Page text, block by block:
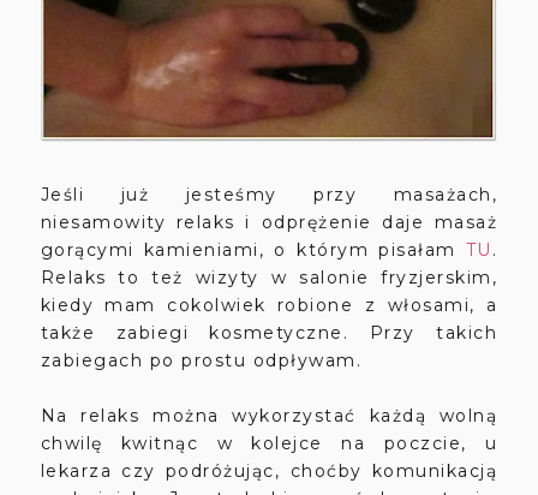
Jeśli już jesteśmy przy masażach,
niesamowity relaks i odprężenie daje masaż
gorącymi kamieniami, o którym pisałam TU .
Relaks to też wizyty w salonie fryzjerskim,
kiedy mam cokolwiek robione z włosami, a
także zabiegi kosmetyczne. Przy takich
zabiegach po prostu odpływam.
Na relaks można wykorzystać każdą wolną
chwilę kwitnąc w kolejce na poczcie, u
lekarza czy podróżując, choćby komunikacją